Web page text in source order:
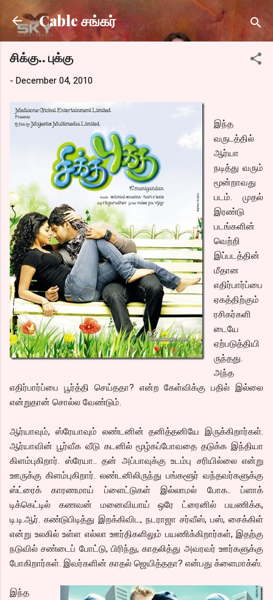
Skip to main content
Cable சங்கர்
சிக்கு.. புக்கு
- December 04, 2010
இந்த
வருடத்தில்
ஆர்யா
நடித்து வரும்
மூன்றாவது
படம். முதல்
இரண்டு
படங்களின்
வெற்றி
இப்படத்தின்
மீதான
எதிர்பார்ப்பை
ஏகத்திற்கும்
ரசிகர்களி
டையே
ஏற்படுத்தியி
ருந்தது.
அந்த
எதிர்பார்ப்பை பூர்த்தி செய்ததா? என்ற கேள்விக்கு பதில் இல்லை
என்றுதான் சொல்ல வேண்டும்.
ஆர்யாவும், ஸ்ரேயாவும் லண்டனின் தனித்தனியே இருக்கிறார்கள்.
ஆர்யாவின் பூர்வீக வீடு கடனில் மூழ்கப்போவதை தடுக்க இந்தியா
கிளம்புகிறார். ஸ்ரேயா.. தன் அப்பாவுக்கு உடம்பு சரியில்லை என்று
ஊருக்கு கிளம்புகிறார். லண்டனிலிருந்து பங்களூர் வந்தவர்களுக்கு
ஸ்ட்ரைக் காரணமாய் ப்ளைட்டுகள் இல்லாமல் போக.. ப்ளாக்
டிக்கெட்டில் கணவன் மனைவியாய் ஒரே ட்ரைனில் பயணிக்க,
டி.டி.ஆர். கண்டுபிடித்து இறக்கிவிட, நடராஜா சர்வீஸ், பஸ், சைக்கிள்
என்று உலகில் உள்ள எல்லா ஊர்திகளிலும் பயணிக்கிறார்கள், இதற்கு
நடுவில் சண்டைப் போட்டு, பிரிந்து, காதலித்து அவரவர் ஊர்களுக்கு
போகிறார்கள். இவர்களின் காதல் ஜெயித்ததா? என்பது க்ளைமாக்ஸ்.
இந்த